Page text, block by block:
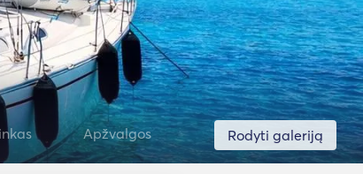
Rodyti galeriją
Apžvalgos